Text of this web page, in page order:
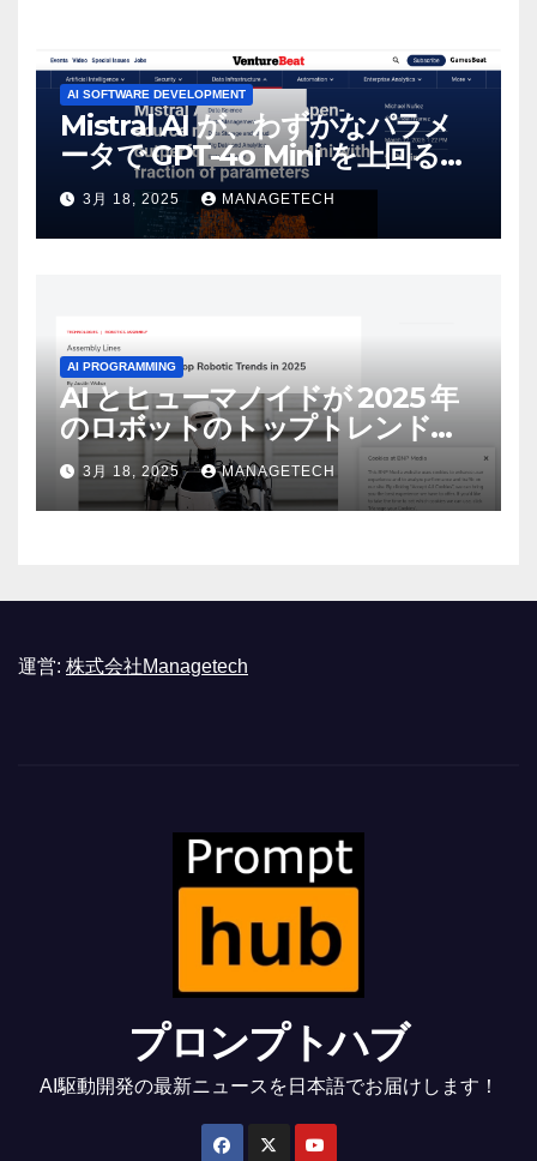
AI SOFTWARE DEVELOPMENT
Mistral AI が、わずかなパラメ
ータで GPT-4o Mini を上回る新
しいオープンソース モデルをリ
リース | VentureBeat
3月 18, 2025 MANAGETECH
AI PROGRAMMING
AI とヒューマノイドが 2025 年
のロボットのトップトレンドに |
ASSEMBLY
3月 18, 2025 MANAGETECH
運営: 株式会社Managetech
プロンプトハブ
AI駆動開発の最新ニュースを日本語でお届けします！